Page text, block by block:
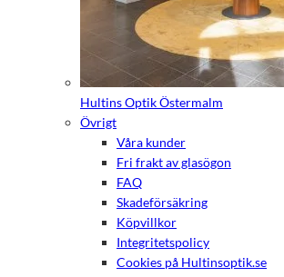
Hultins Optik Östermalm
Övrigt
Våra kunder
Fri frakt av glasögon
FAQ
Skadeförsäkring
Köpvillkor
Integritetspolicy
Cookies på Hultinsoptik.se